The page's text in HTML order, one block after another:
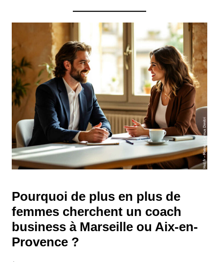
Pourquoi de plus en plus de
femmes cherchent un coach
business à Marseille ou Aix-en-
Provence ?